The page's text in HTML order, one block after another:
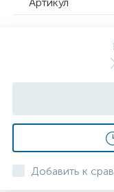
Добавить к